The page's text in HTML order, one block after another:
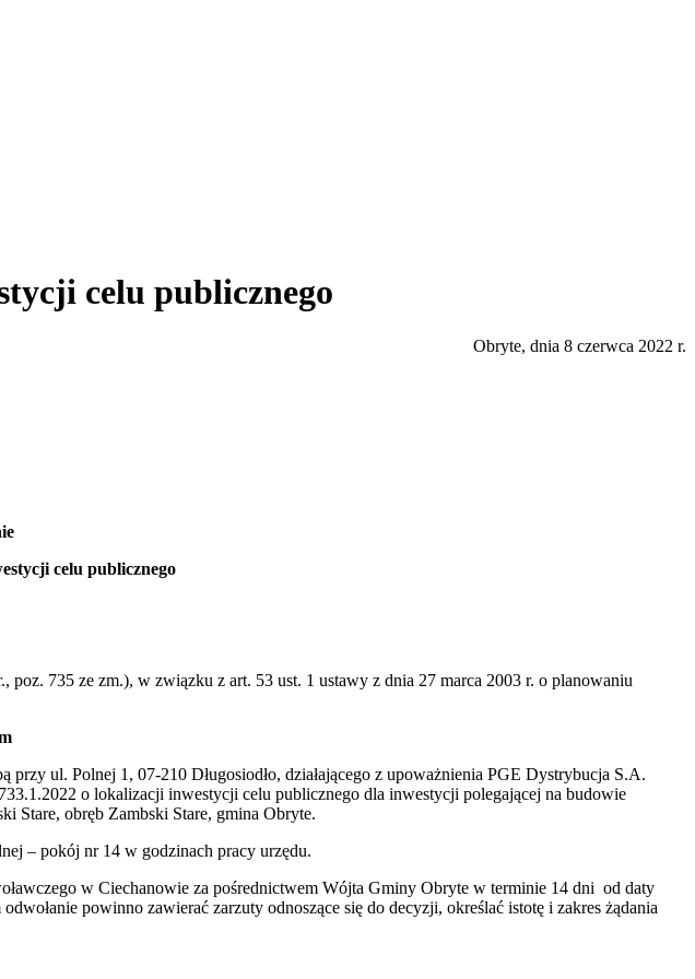
celu publicznego
Obryte, dnia 8 czerwca 2022 r.
celu publicznego
735 ze zm.), w związku z art. 53 ust. 1 ustawy z dnia 27 marca 2003 r. o planowaniu
ul. Polnej 1, 07-210 Długosiodło, działającego z upoważnienia PGE Dystrybucja S.A.
o lokalizacji inwestycji celu publicznego dla inwestycji polegającej na budowie
Stare, obręb Zambski Stare, gmina Obryte.
– pokój nr 14 w godzinach pracy urzędu.
w Ciechanowie za pośrednictwem Wójta Gminy Obryte w terminie 14 dni od daty
powinno zawierać zarzuty odnoszące się do decyzji, określać istotę i zakres żądania